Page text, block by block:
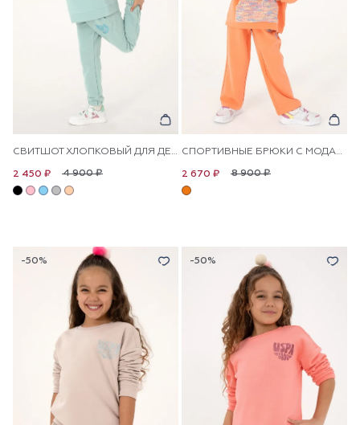
СВИТШОТ ХЛОПКОВЫЙ ДЛЯ ДЕВОЧЕК
4 900 ₽
2 450 ₽
СПОРТИВНЫЕ БРЮКИ С МОДАЛОМ ДЛЯ ДЕВОЧЕК
8 900 ₽
2 670 ₽
-50% -50%